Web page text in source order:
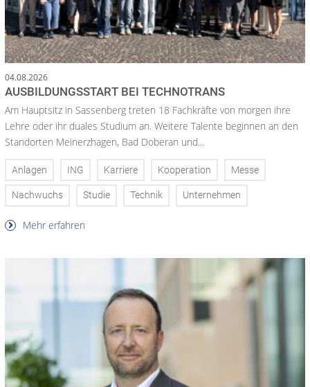
04.08.2026
AUSBILDUNGSSTART BEI TECHNOTRANS
Am Hauptsitz in Sassenberg treten 18 Fachkräfte von morgen ihre
Lehre oder ihr duales Studium an. Weitere Talente beginnen an den
Standorten Meinerzhagen, Bad Doberan und...
Anlagen ING Karriere Kooperation Messe
Nachwuchs Studie Technik Unternehmen
Mehr erfahren